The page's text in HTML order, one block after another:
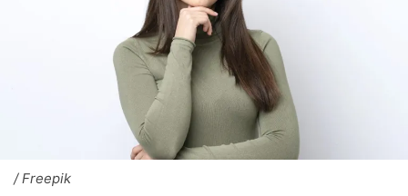
/ Freepik